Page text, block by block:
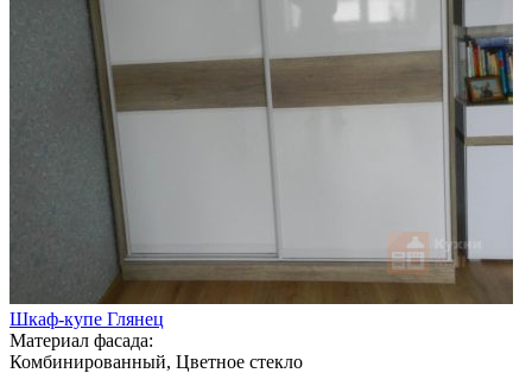
Шкаф-купе Глянец
Материал фасада:
Комбинированный, Цветное стекло